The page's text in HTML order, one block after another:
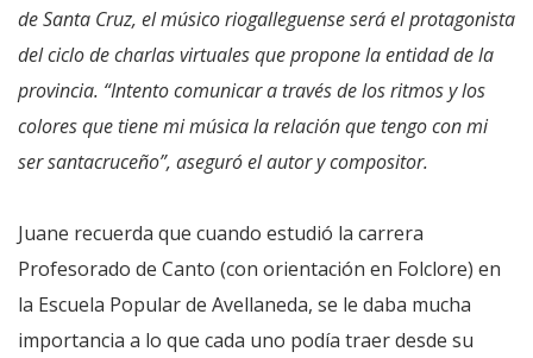
de Santa Cruz, el músico riogalleguense será el protagonista
del ciclo de charlas virtuales que propone la entidad de la
provincia. “Intento comunicar a través de los ritmos y los
colores que tiene mi música la relación que tengo con mi
ser santacruceño”, aseguró el autor y compositor.
Juane recuerda que cuando estudió la carrera
Profesorado de Canto (con orientación en Folclore) en
la Escuela Popular de Avellaneda, se le daba mucha
importancia a lo que cada uno podía traer desde su